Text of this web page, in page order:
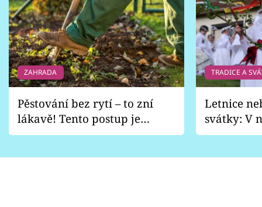
ZAHRADA
Pěstování bez rytí – to zní
lákavě! Tento postup je
vhodný jen pro některé
TRADICE A
Letnice
svátky: V
pondělí